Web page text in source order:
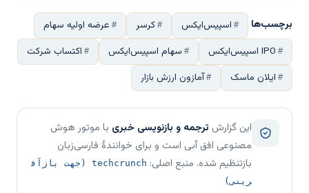
برچسب‌ها اسپیس‌ایکس کرسر
عرضه اولیه سهام
IPO اسپیس‌ایکس
سهام اسپیس‌ایکس
اکتساب شرکت
ایلان ماسک
آمازون ارزش بازار
این گزارش ترجمه و بازنویسی خبری با موتور هوش
مصنوعی افق آبی است و برای خوانندهٔ فارسی‌زبان
بازتنظیم شده. منبع اصلی:
techcrunch (جهت بازآف
رینی)